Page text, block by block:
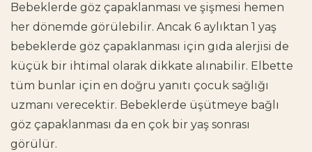
Bebeklerde göz çapaklanması ve şişmesi hemen
her dönemde görülebilir. Ancak 6 aylıktan 1 yaş
bebeklerde göz çapaklanması için gıda alerjisi de
küçük bir ihtimal olarak dikkate alınabilir. Elbette
tüm bunlar için en doğru yanıtı çocuk sağlığı
uzmanı verecektir. Bebeklerde üşütmeye bağlı
göz çapaklanması da en çok bir yaş sonrası
görülür.